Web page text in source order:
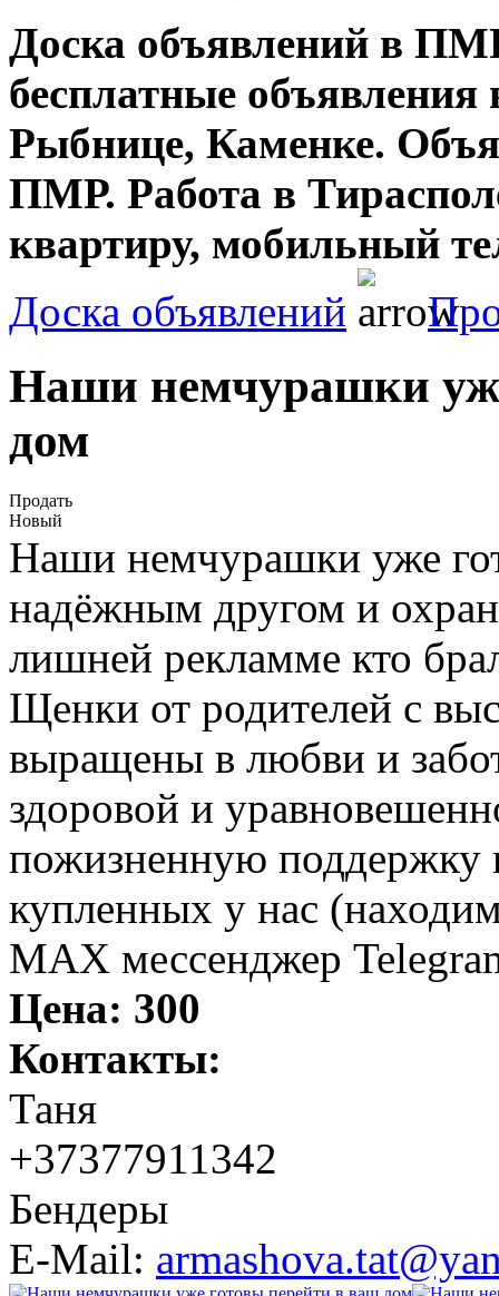
Доска объявлений в
бесплатные объявления
Рыбнице, Каменке.
ПМР. Работа в
квартиру, мобильный
Доска объявлений
Наши немчурашки
дом
Продать
Новый
Наши немчурашки уже
надёжным другом и
лишней рекламме кто
Щенки от родителей с
выращены в любви и
здоровой и
пожизненную поддержку
купленных у нас
MAX мессенджер
Цена: 300
Контакты:
Таня
+37377911342
Бендеры
E-Mail: